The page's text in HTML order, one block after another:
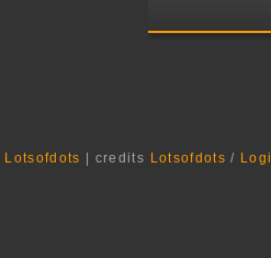
Lotsofdots | credits Lotsofdots /